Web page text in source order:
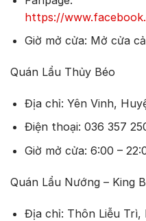
https://
Giờ mở cửa: Mở cửa
Quán Lẩu Thủy Béo
Địa chỉ: Yên Vinh,
Điện thoại: 036 357
Giờ mở cửa: 6:00 –
Quán Lẩu Nướng – King
Địa chỉ: Thôn Liễu Trì,